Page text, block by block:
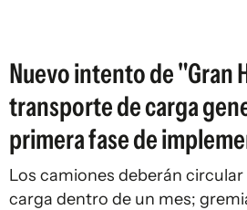
Nuevo intento de "Gran
transporte de carga
primera fase de
Los camiones deberán
carga dentro de un mes;